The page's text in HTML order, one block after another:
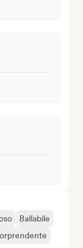
Ballabile